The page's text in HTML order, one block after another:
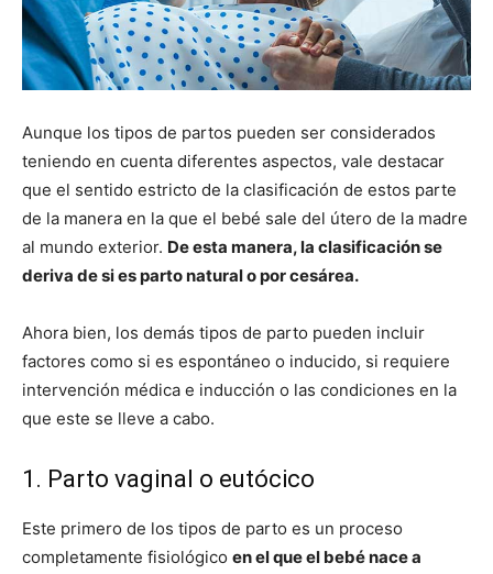
Aunque los tipos de partos pueden ser considerados
teniendo en cuenta diferentes aspectos, vale destacar
que el sentido estricto de la clasificación de estos parte
de la manera en la que el bebé sale del útero de la madre
al mundo exterior. De esta manera, la clasificación se
deriva de si es parto natural o por cesárea.
Ahora bien, los demás tipos de parto pueden incluir
factores como si es espontáneo o inducido, si requiere
intervención médica e inducción o las condiciones en la
que este se lleve a cabo.
1. Parto vaginal o eutócico
Este primero de los tipos de parto es un proceso
completamente fisiológico en el que el bebé nace a